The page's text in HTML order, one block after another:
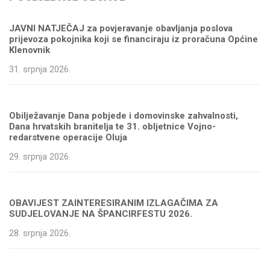
JAVNI NATJEČAJ za povjeravanje obavljanja poslova
prijevoza pokojnika koji se financiraju iz proračuna Općine
Klenovnik
31. srpnja 2026.
Obilježavanje Dana pobjede i domovinske zahvalnosti,
Dana hrvatskih branitelja te 31. obljetnice Vojno-
redarstvene operacije Oluja
29. srpnja 2026.
OBAVIJEST ZAINTERESIRANIM IZLAGAČIMA ZA
SUDJELOVANJE NA ŠPANCIRFESTU 2026.
28. srpnja 2026.